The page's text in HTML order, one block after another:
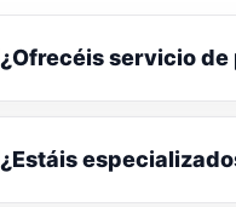
¿Ofrecéis servicio
¿Estáis